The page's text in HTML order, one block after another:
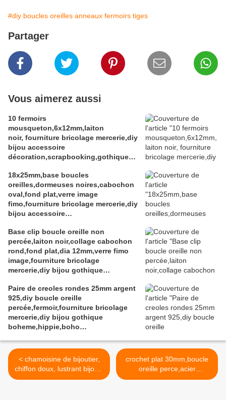
#diy boucles oreilles anneaux fermoirs tiges
Partager
Vous aimerez aussi
10 fermoirs
mousqueton,6x12mm,laiton
noir, fourniture bricolage mercerie,diy
bijou accessoire
décoration,scrapbooking,gothique
kawaii,boheme victorien
edouardien,ateliers du fait mains
18x25mm,base boucles
oreilles,dormeuses noires,cabochon
oval,fond plat,verre image
fimo,fourniture bricolage mercerie,diy
bijou accessoire
vintage retro,baroque punk
kawaii,boheme victorien
edouardien,ateliers du fait mains,art
deco art nouveau
Base clip boucle oreille non
percée,laiton noir,collage cabochon
rond,fond plat,dia 12mm,verre fimo
image,fourniture bricolage
mercerie,diy bijou gothique
victorien,fait mains
Paire de creoles rondes 25mm argent
925,diy boucle oreille
percée,fermoir,fourniture bricolage
mercerie,diy bijou gothique
boheme,hippie,boho
< chamoisine de bijoutier,
chiffon doux, lustrant bijoux,
métaux, argent, bronze, or,
crochet plat 30mm,boucle
oreille perce,acier
inoxydable 316L,fourniture